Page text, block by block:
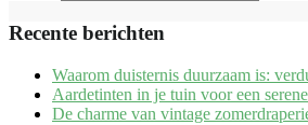
Recente berichten
Waarom duisternis duurzaam is:
Aardetinten in je tuin voor een
De charme van vintage